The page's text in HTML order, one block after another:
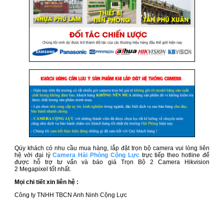
Qúy khách có nhu cầu mua hàng, lắp đặt trọn bộ camera vui lòng liên
hệ với đại lýCamera Hải Phòng Cộng Lực trực tiếp theo hotline để
được hỗ trợ tư vấn và báo giá Trọn Bộ 2 Camera Hikvision
2 Megapixel tốt nhất.
Mọi chi tiết xin liên hệ :
Công ty TNHH TBCN Anh Ninh Cộng Lực